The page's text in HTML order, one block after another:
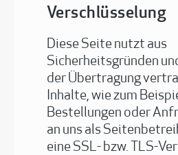
Verschlüsselung
Diese Seite nutzt aus
Sicherheitsgründen
der Übertragung
Inhalte, wie zum
Bestellungen oder
an uns als
eine SSL- bzw. TLS-